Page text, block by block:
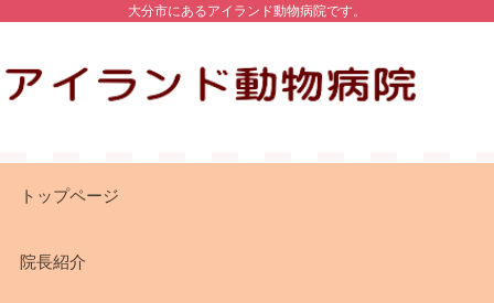
大分市にあるアイランド動物病院です。
トップページ
院長紹介